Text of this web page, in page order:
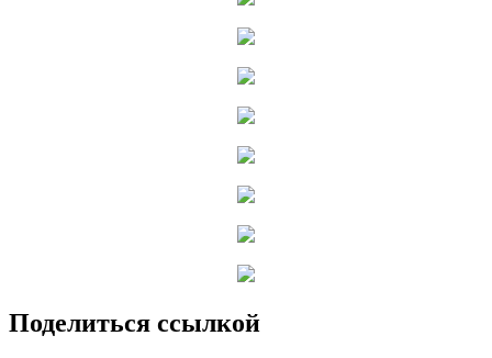
Поделиться ссылкой